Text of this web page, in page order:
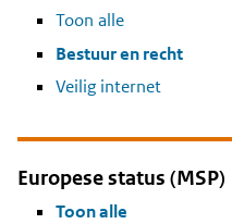
Toon alle
Bestuur en recht
Veilig internet
Europese status (MSP)
Toon alle